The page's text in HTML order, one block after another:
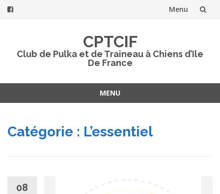
Menu
CPTCIF
Club de Pulka et de Traineau à Chiens d’Ile
De France
MENU
contenu
Catégorie : L’essentiel
08